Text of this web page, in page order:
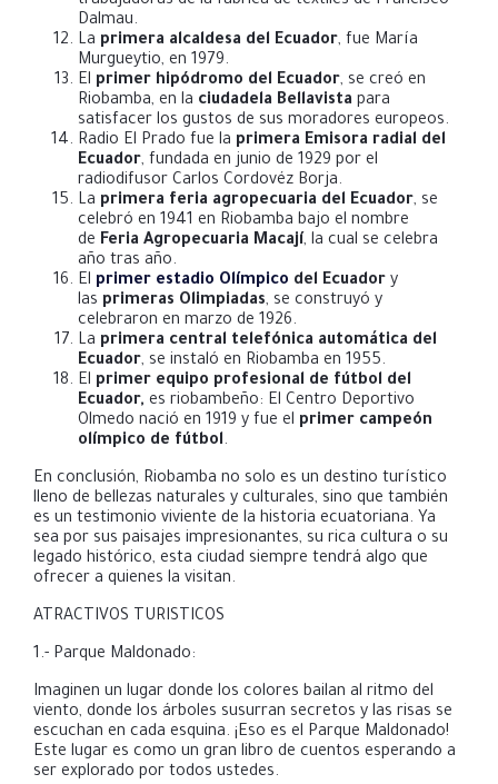
Dalmau.
La primera alcaldesa del Ecuador, fue María
Murgueytio, en 1979.
El primer hipódromo del Ecuador, se creó en
Riobamba, en la ciudadela Bellavista para
satisfacer los gustos de sus moradores europeos.
Radio El Prado fue la primera Emisora radial del
Ecuador, fundada en junio de 1929 por el
radiodifusor Carlos Cordovéz Borja.
La primera feria agropecuaria del Ecuador, se
celebró en 1941 en Riobamba bajo el nombre
de Feria Agropecuaria Macají, la cual se celebra
año tras año.
El primer estadio Olímpico del Ecuador y
las primeras Olimpiadas, se construyó y
celebraron en marzo de 1926.
La primera central telefónica automática del
Ecuador, se instaló en Riobamba en 1955.
El primer equipo profesional de fútbol del
Ecuador, es riobambeño: El Centro Deportivo
Olmedo nació en 1919 y fue el primer campeón
olímpico de fútbol.
En conclusión, Riobamba no solo es un destino turístico
lleno de bellezas naturales y culturales, sino que también
es un testimonio viviente de la historia ecuatoriana. Ya
sea por sus paisajes impresionantes, su rica cultura o su
legado histórico, esta ciudad siempre tendrá algo que
ofrecer a quienes la visitan.
ATRACTIVOS TURISTICOS
1.- Parque Maldonado:
Imaginen un lugar donde los colores bailan al ritmo del
viento, donde los árboles susurran secretos y las risas se
escuchan en cada esquina. ¡Eso es el Parque Maldonado!
Este lugar es como un gran libro de cuentos esperando a
ser explorado por todos ustedes.